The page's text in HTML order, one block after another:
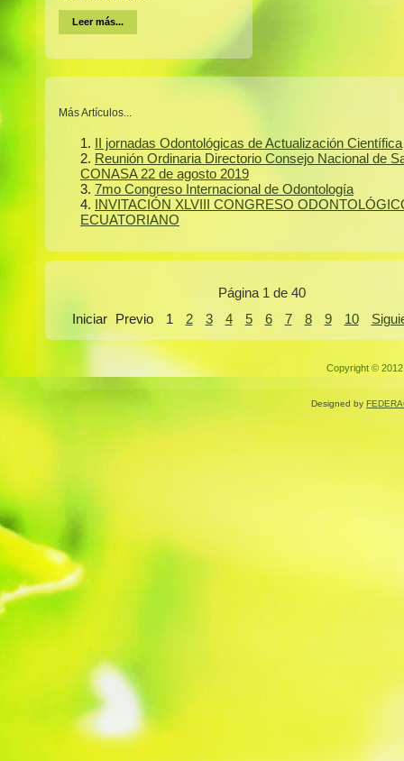
Leer más...
Más Artículos...
II jornadas Odontológicas de Actualización Científica
Reunión Ordinaria Directorio Consejo Nacional de
CONASA 22 de agosto 2019
7mo Congreso Internacional de Odontología
INVITACIÓN XLVIII CONGRESO
ECUATORIANO
Página 1 de 40
Iniciar
Previo 1 2 3 4 5 6 7 8 9 10
Copyright ©
Designed by